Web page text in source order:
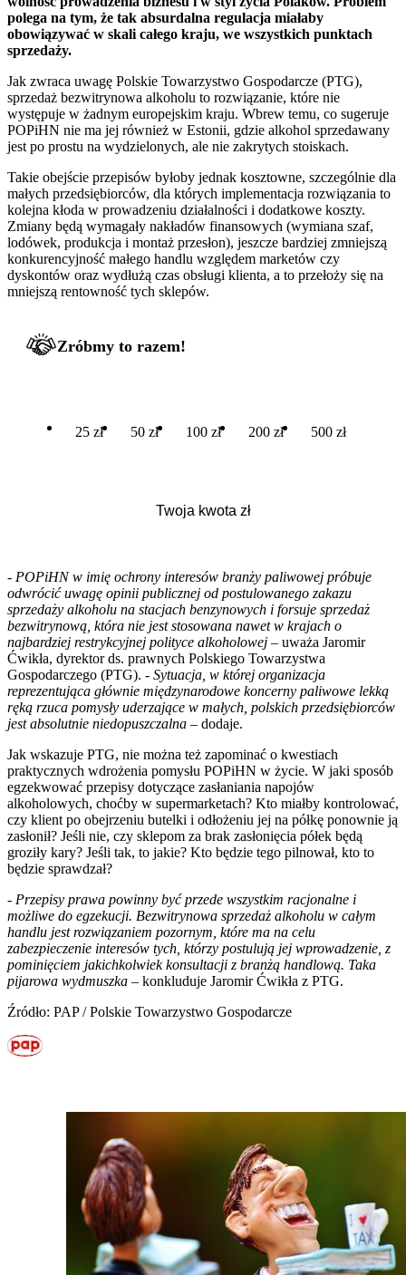
polega na tym, że tak absurdalna regulacja miałaby
obowiązywać w skali całego kraju, we wszystkich punktach
sprzedaży.
Jak zwraca uwagę Polskie Towarzystwo Gospodarcze (PTG),
sprzedaż bezwitrynowa alkoholu to rozwiązanie, które nie
występuje w żadnym europejskim kraju. Wbrew temu, co sugeruje
POPiHN nie ma jej również w Estonii, gdzie alkohol sprzedawany
jest po prostu na wydzielonych, ale nie zakrytych stoiskach.
Takie obejście przepisów byłoby jednak kosztowne, szczególnie dla
małych przedsiębiorców, dla których implementacja rozwiązania to
kolejna kłoda w prowadzeniu działalności i dodatkowe koszty.
Zmiany będą wymagały nakładów finansowych (wymiana szaf,
lodówek, produkcja i montaż przesłon), jeszcze bardziej zmniejszą
konkurencyjność małego handlu względem marketów czy
dyskontów oraz wydłużą czas obsługi klienta, a to przełoży się na
mniejszą rentowność tych sklepów.
Zróbmy to razem!
25 zł 50 zł 100 zł 200 zł 500 zł
- POPiHN w imię ochrony interesów branży paliwowej próbuje
odwrócić uwagę opinii publicznej od postulowanego zakazu
sprzedaży alkoholu na stacjach benzynowych i forsuje sprzedaż
bezwitrynową, która nie jest stosowana nawet w krajach o
najbardziej restrykcyjnej polityce alkoholowej – uważa Jaromir
Ćwikła, dyrektor ds. prawnych Polskiego Towarzystwa
Gospodarczego (PTG). - Sytuacja, w której organizacja
reprezentująca głównie międzynarodowe koncerny paliwowe lekką
ręką rzuca pomysły uderzające w małych, polskich przedsiębiorców
jest absolutnie niedopuszczalna – dodaje.
Jak wskazuje PTG, nie można też zapominać o kwestiach
praktycznych wdrożenia pomysłu POPiHN w życie. W jaki sposób
egzekwować przepisy dotyczące zasłaniania napojów
alkoholowych, choćby w supermarketach? Kto miałby kontrolować,
czy klient po obejrzeniu butelki i odłożeniu jej na półkę ponownie ją
zasłonił? Jeśli nie, czy sklepom za brak zasłonięcia półek będą
groziły kary? Jeśli tak, to jakie? Kto będzie tego pilnował, kto to
będzie sprawdzał?
- Przepisy prawa powinny być przede wszystkim racjonalne i
możliwe do egzekucji. Bezwitrynowa sprzedaż alkoholu w całym
handlu jest rozwiązaniem pozornym, które ma na celu
zabezpieczenie interesów tych, którzy postulują jej wprowadzenie, z
pominięciem jakichkolwiek konsultacji z branżą handlową. Taka
pijarowa wydmuszka – konkluduje Jaromir Ćwikła z PTG.
Źródło: PAP / Polskie Towarzystwo Gospodarcze